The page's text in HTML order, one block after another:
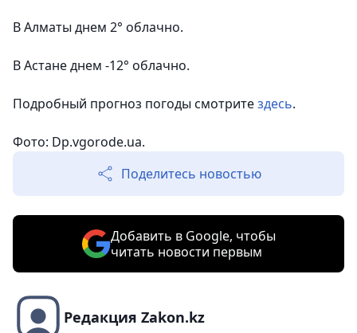
В Алматы днем 2° облачно.
В Астане днем -12° облачно.
Подробный прогноз погоды смотритездесь.
Фото: Dp.vgorode.ua.
Поделитесь новостью
Добавить в Google, чтобы
читать новости первым
Редакция Zakon.kz